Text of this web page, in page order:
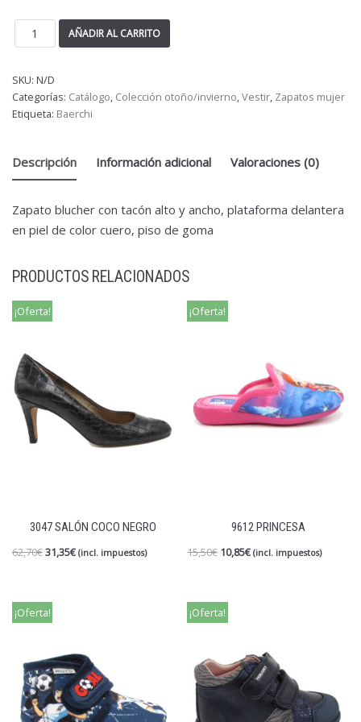
AÑADIR AL CARRITO
SKU: N/D
Categorías: Catálogo, Colección otoño/invierno,Vestir, Zapatos mujer
Etiqueta: Baerchi
Descripción Información adicional Valoraciones (0)
Zapato blucher con tacón alto y ancho, plataforma delantera
en piel de color cuero, piso de goma
PRODUCTOS RELACIONADOS
¡Oferta!
3047 SALÓN COCO NEGRO
62,70€31,35€ (incl. impuestos)
¡Oferta!
9612 PRINCESA
15,50€ 10,85€ (incl. impuestos)
¡Oferta! ¡Oferta!